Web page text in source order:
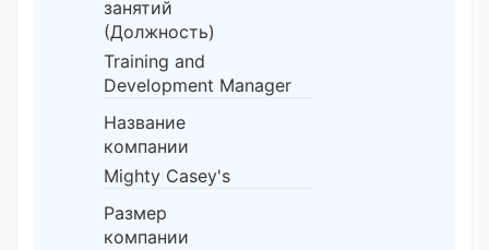
занятий
(Должность)
Training and
Development Manager
Название
компании
Mighty Casey's
Размер
компании